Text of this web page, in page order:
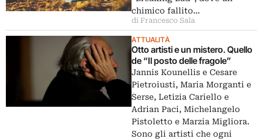
chimico fallito…
di Francesco Sala
ATTUALITÀ
Otto artisti e un mistero. Quello
de “Il posto delle fragole”
Jannis Kounellis e Cesare
Pietroiusti, Maria Morganti e
Serse, Letizia Cariello e
Adrian Paci, Michelangelo
Pistoletto e Marzia Migliora.
Sono gli artisti che ogni